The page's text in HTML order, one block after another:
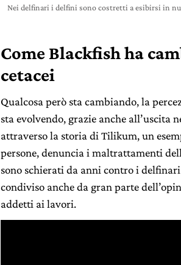
Nei delfinari i delfini sono costretti a esibirsi in
Come Blackfish ha
cetacei
Qualcosa però sta cambiando, la
sta evolvendo, grazie anche all’uscita
attraverso la storia di Tilikum, un
persone, denuncia i maltrattamenti
sono schierati da anni contro i
condiviso anche da gran parte
addetti ai lavori.